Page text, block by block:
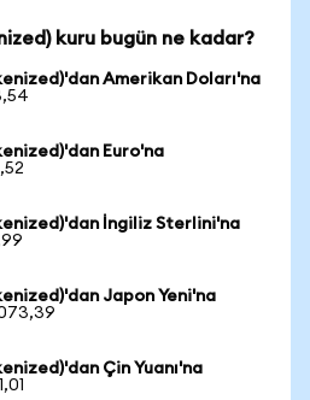
kuru bugün ne kadar?
Amerikan Doları'na
Euro'na
İngiliz Sterlini'na
Japon Yeni'na
Çin Yuanı'na